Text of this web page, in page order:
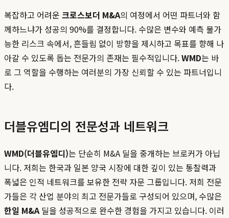
복잡하고 어려운 크로스보더 M&A의 여정에서 어떤 파트너와 함
께하느냐가 성공의 90%를 결정합니다. 수많은 변수와 예측 불가
능한 리스크 속에서, 흔들림 없이 방향을 제시하고 목표를 향해 나
아갈 수 있도록 돕는 전문가의 존재는 필수적입니다.WMD는 바
로 그 역할을 수행하는 여러분의 가장 신뢰할 수 있는 파트너입니
다.
더블유엠디의 전문성과 네트워크
WMD(더블유엠디)는 단순히 M&A 딜을 중개하는 브로커가 아닙
니다. 저희는 한국과 일본 양국 시장에 대한 깊이 있는 통찰력과
폭넓은 인적 네트워크를 보유한 전략 자문 그룹입니다. 저희 전문
가들은 각 산업 분야의 최고 전문가들로 구성되어 있으며, 수많은
한일 M&A딜을 성공적으로 완수한 경험을 가지고 있습니다. 이러